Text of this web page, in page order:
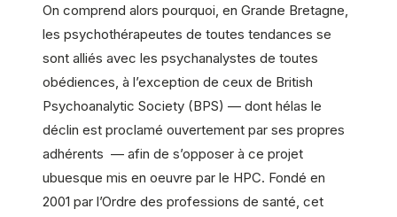
On comprend alors pourquoi, en Grande Bretagne,
les psychothérapeutes de toutes tendances se
sont alliés avec les psychanalystes de toutes
obédiences, à l’exception de ceux de British
Psychoanalytic Society (BPS) — dont hélas le
déclin est proclamé ouvertement par ses propres
adhérents — afin de s’opposer à ce projet
ubuesque mis en oeuvre par le HPC. Fondé en
2001 par l’Ordre des professions de santé, cet